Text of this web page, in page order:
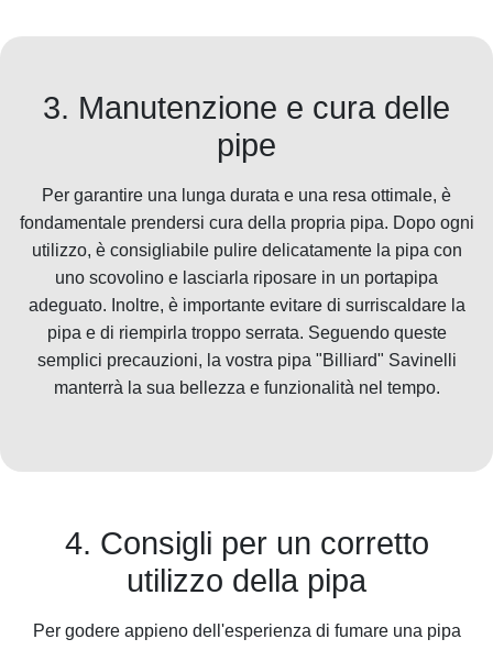
3. Manutenzione e cura delle
pipe
Per garantire una lunga durata e una resa ottimale, è
fondamentale prendersi cura della propria pipa. Dopo ogni
utilizzo, è consigliabile pulire delicatamente la pipa con
uno scovolino e lasciarla riposare in un portapipa
adeguato. Inoltre, è importante evitare di surriscaldare la
pipa e di riempirla troppo serrata. Seguendo queste
semplici precauzioni, la vostra pipa "Billiard" Savinelli
manterrà la sua bellezza e funzionalità nel tempo.
4. Consigli per un corretto
utilizzo della pipa
Per godere appieno dell'esperienza di fumare una pipa